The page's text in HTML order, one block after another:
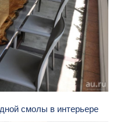
смолы в интерьере